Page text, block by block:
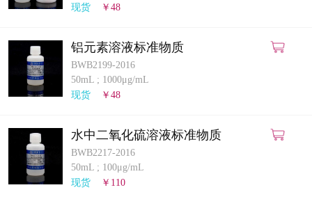
现货
￥48
铝元素溶液标准物质
BWB2199-2016
50mL ; 1000μg/mL
现货
￥48
水中二氧化硫溶液标准物质
BWB2217-2016
50mL ; 100μg/mL
现货
￥110
定制标物
定制仪器
计量课堂
知识交流
公司主页